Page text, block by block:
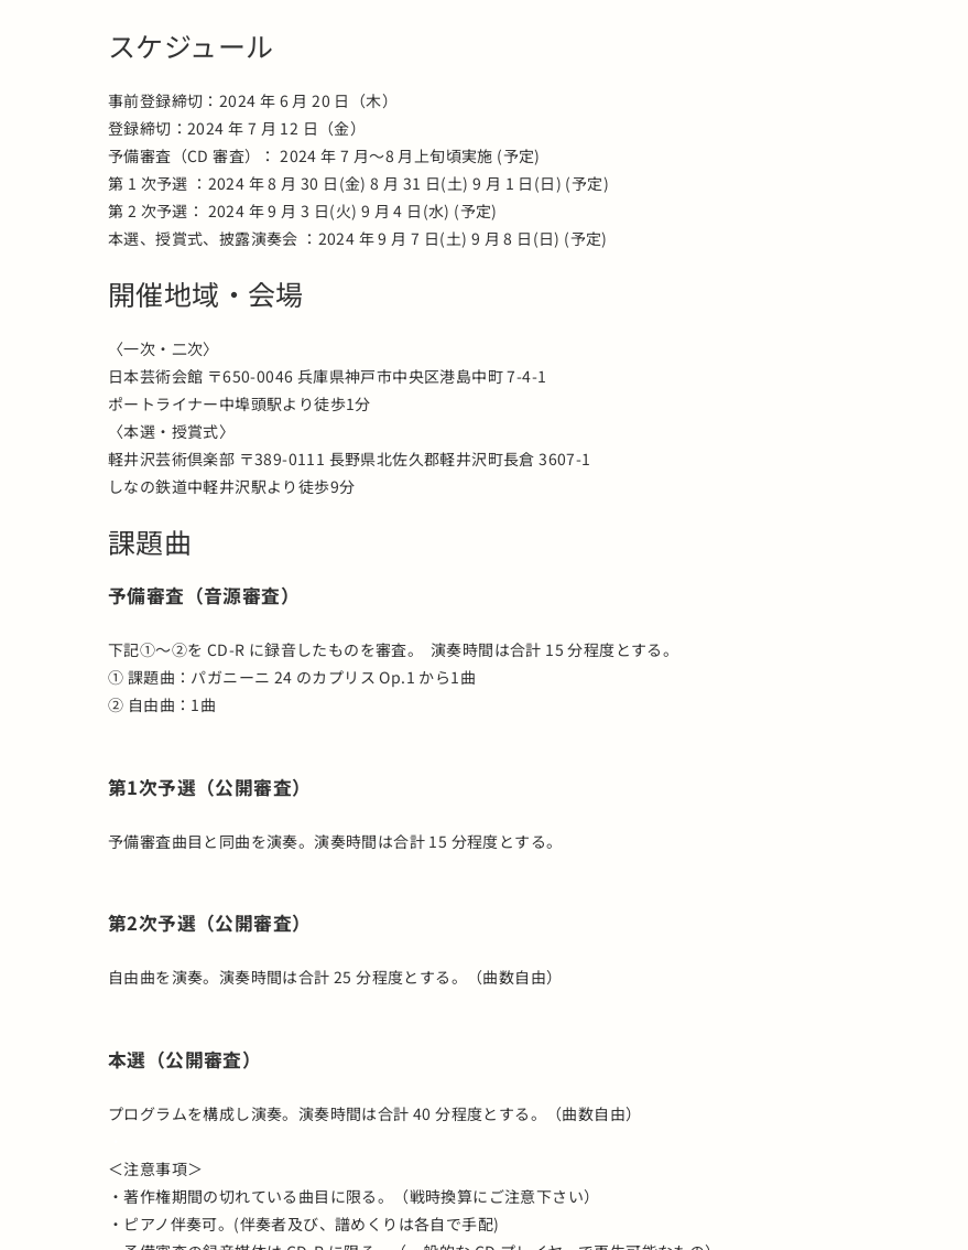
スケジュール
事前登録締切：2024 年 6 月 20 日（木）
登録締切：2024 年 7 月 12 日（金）
予備審査（CD 審査）： 2024 年 7 月～8 月上旬頃実施 (予定)
第 1 次予選 ：2024 年 8 月 30 日(金) 8 月 31 日(土) 9 月 1 日(日) (予定)
第 2 次予選： 2024 年 9 月 3 日(火) 9 月 4 日(水) (予定)
本選、授賞式、披露演奏会 ：2024 年 9 月 7 日(土) 9 月 8 日(日) (予定)
開催地域・会場
〈一次・二次〉
日本芸術会館 〒650-0046 兵庫県神戸市中央区港島中町 7-4-1
ポートライナー中埠頭駅より徒歩1分
〈本選・授賞式〉
軽井沢芸術倶楽部 〒389-0111 長野県北佐久郡軽井沢町長倉 3607-1
しなの鉄道中軽井沢駅より徒歩9分
課題曲
予備審査（音源審査）
下記①～②を CD-R に録音したものを審査。 演奏時間は合計 15 分程度とする。
① 課題曲：パガニーニ 24 のカプリス Op.1 から1曲
② 自由曲：1曲
第1次予選（公開審査）
予備審査曲目と同曲を演奏。演奏時間は合計 15 分程度とする。
第2次予選（公開審査）
自由曲を演奏。演奏時間は合計 25 分程度とする。（曲数自由）
本選（公開審査）
プログラムを構成し演奏。演奏時間は合計 40 分程度とする。（曲数自由）
＜注意事項＞
・著作権期間の切れている曲目に限る。（戦時換算にご注意下さい）
・ピアノ伴奏可。(伴奏者及び、譜めくりは各自で手配)